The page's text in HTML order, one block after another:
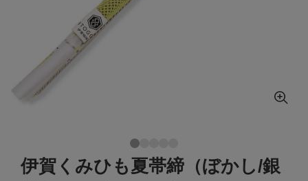
伊賀くみひも夏帯締（ぼかし/銀